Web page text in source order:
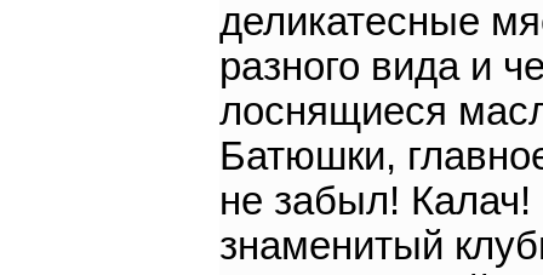
деликатесные
разного вида и
лоснящиеся
Батюшки,
не забыл!
знаменитый